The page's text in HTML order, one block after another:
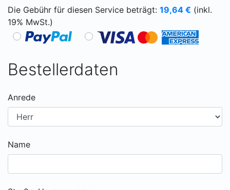
Die Gebühr für diesen Service beträgt: 19,64 € (inkl.
19% MwSt.)
Bestellerdaten
Anrede
Name